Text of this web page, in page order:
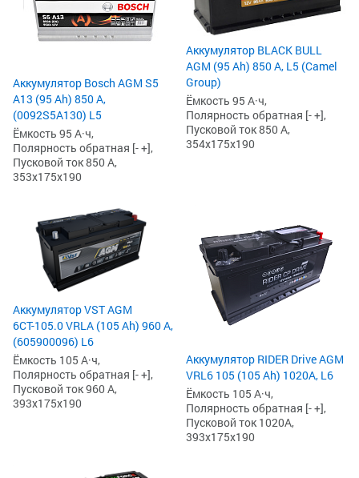
Аккумулятор Bosch AGM S5
А13 (95 Ah) 850 А,
(0092S5A130) L5
Ёмкость 95 А·ч,
Полярность обратная [- +],
Пусковой ток 850 А,
353x175x190
Аккумулятор BLACK BULL
AGM (95 Ah) 850 А, L5 (Camel
Group)
Ёмкость 95 А·ч,
Полярность обратная [- +],
Пусковой ток 850 А,
354x175x190
Аккумулятор VST AGM
6СТ-105.0 VRLA (105 Ah) 960 А,
(605900096) L6
Ёмкость 105 А·ч,
Полярность обратная [- +],
Пусковой ток 960 А,
393x175x190
Аккумулятор RIDER Drive AGM
VRL6 105 (105 Ah) 1020А, L6
Ёмкость 105 А·ч,
Полярность обратная [- +],
Пусковой ток 1020А,
393x175x190